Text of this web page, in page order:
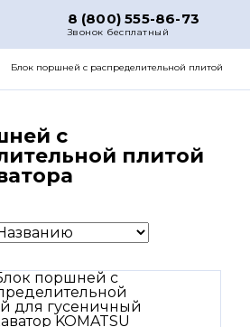
8 (800) 555-86-73
Звонок бесплатный
О НАС
РЕМОНТ
ДОСТАВКА
КОНТАКТЫ
Блок поршней c распределительной плитой
c
плитой